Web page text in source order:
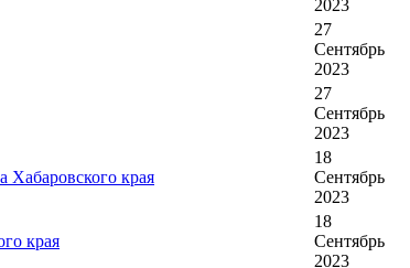
2023
27
Сентябрь
2023
27
Сентябрь
2023
Хабаровского края
18
Сентябрь
2023
края
18
Сентябрь
2023